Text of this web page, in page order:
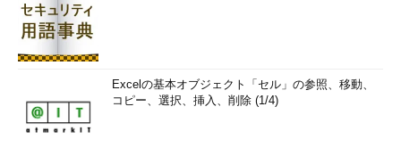
Excelの基本オブジェクト「セル」の参照、移動、
コピー、選択、挿入、削除 (1/4)